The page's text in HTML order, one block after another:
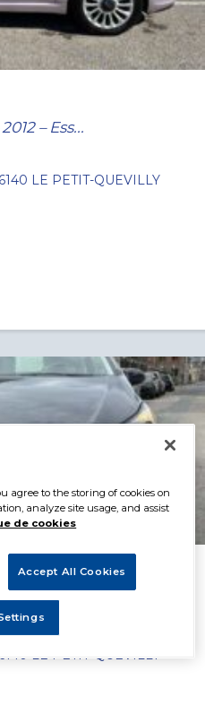
– Ess...
LE PETIT-QUEVILLY
– 2015 – ...
LE PETIT-QUEVILLY
agree to the storing of cookies on
analyze site usage, and assist
de cookies
Accept All Cookies